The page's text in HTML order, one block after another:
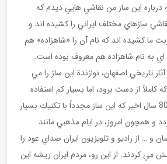
درباره اين ساز من نقاشي هايي ديدم كه
سازهاي مختلف ايراني را كشيده اند و
ما كشيده اند كه نام آن را «شاهزاده» هم
اي به نام شاهزاده هم معروف بوده است.
تاريخي اصفهان، نوازندة اين ساز را مي
كاملاً از دست برود، اما بسیار كم استفاده
مي شده تا شايد حدود 80 سال اخير كه اين ساز مجدداً با تكنيك بسیار
و همچون امروز، در ايام مذهبي مانند
و … از راديو و تلويزيون ايران صداي عود را
مي كردند. از این رو، مردم ايران ریشه اين